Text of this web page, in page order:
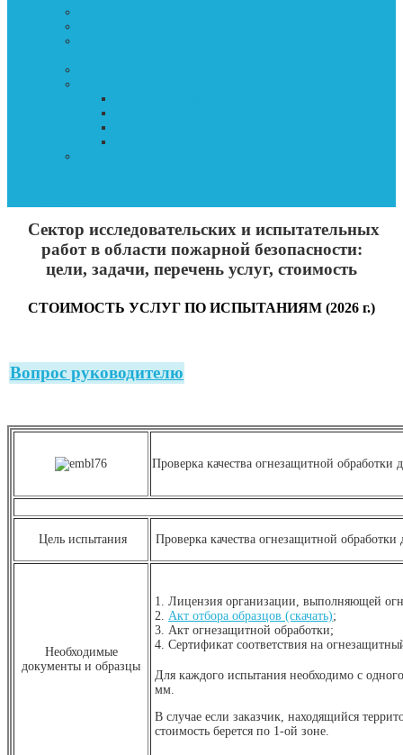
Сектор исследовательских и испытательных
работ в области пожарной безопасности:
цели, задачи, перечень услуг, стоимость
СТОИМОСТЬ УСЛУГ ПО ИСПЫТАНИЯМ (2026 г.)
Вопрос руководителю
Проверка качества огнезащитной
Цель испытания Проверка качества огнезащитной
Необходимые
документы и образцы
1. Лицензия организации, выполняющей
2. Акт отбора образцов (скачать);
3. Акт огнезащитной обработки;
4. Сертификат соответствия на
Для каждого испытания необходимо с
мм.
В случае если заказчик, находящийся
стоимость берется по 1-ой зоне.